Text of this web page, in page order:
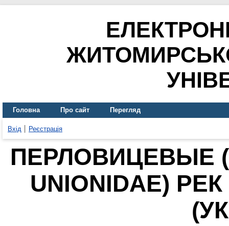
Головна Про сайт Перегляд
Вхід Реєстрація
ПЕРЛОВИЦЕВЫЕ
UNIONIDAE)